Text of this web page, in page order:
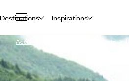
Destinations Inspirations
Accueil Roumanie